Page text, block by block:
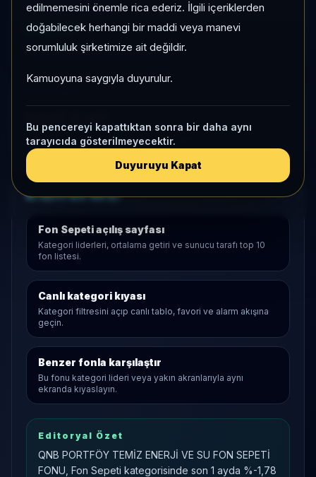
edilmemesini önemle rica ederiz. İlgili içeriklerden
doğabilecek herhangi bir maddi veya manevi
sorumluluk şirketimize ait değildir.
Kamuoyuna saygıyla duyurulur.
Bu pencereyi kapattıktan sonra bir daha aynı
tarayıcıda gösterilmeyecektir.
Duyuruyu Kapat
KATEGORI KONUMU
50/77
Momentum bazlı kategori içi sıra
Aktif KAP
1 ay net akış-8,7 Mn• Yatırımcı-239
Araştırma Akışı
Fon Sepetiaçılış sayfası
Kategori liderleri, ortalama getiri ve sunucu tarafı top 10
fon listesi.
Canlı kategori kıyası
Kategori filtresini açıp canlı tablo, favori ve alarm akışına
geçin.
Benzer fonla karşılaştır
Bu fonu kategori lideri veya yakın akranlarıyla aynı
ekranda kıyaslayın.
Editoryal Özet
QNB PORTFÖY TEMİZ ENERJİ VE SU FON SEPETİ
FONU, Fon Sepeti kategorisinde son 1 ayda %-1,78